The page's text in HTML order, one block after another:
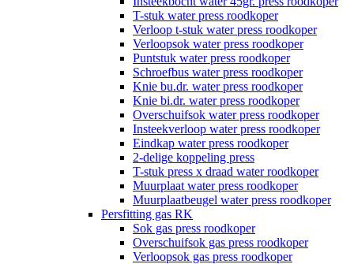
T-stuk water press roodkoper
Verloop t-stuk water press roodkoper
Verloopsok water press roodkoper
Puntstuk water press roodkoper
Schroefbus water press roodkoper
Knie bu.dr. water press roodkoper
Knie bi.dr. water press roodkoper
Overschuifsok water press roodkoper
Insteekverloop water press roodkoper
Eindkap water press roodkoper
2-delige koppeling press
T-stuk press x draad water roodkoper
Muurplaat water press roodkoper
Muurplaatbeugel water press roodkoper
Persfitting gas RK
Sok gas press roodkoper
Overschuifsok gas press roodkoper
Verloopsok gas press roodkoper